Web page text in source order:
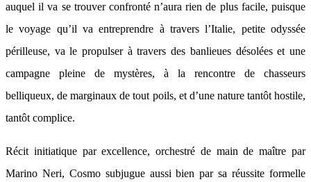
auquel il va se trouver confronté n’aura rien de plus facile, puisque
le voyage qu’il va entreprendre à travers l’Italie, petite odyssée
périlleuse, va le propulser à travers des banlieues désolées et une
campagne pleine de mystères, à la rencontre de chasseurs
belliqueux, de marginaux de tout poils, et d’une nature tantôt hostile,
tantôt complice.
Récit initiatique par excellence, orchestré de main de maître par
Marino Neri, Cosmo subjugue aussi bien par sa réussite formelle